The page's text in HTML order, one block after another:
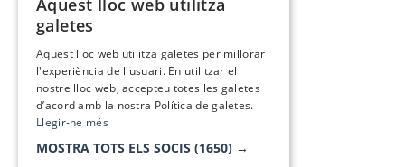
Aquest lloc web utilitza
galetes
Aquest lloc web utilitza galetes per millorar
l'experiència de l'usuari. En utilitzar el
nostre lloc web, accepteu totes les galetes
d’acord amb la nostra Política de galetes.
Llegir-ne més
MOSTRA TOTS ELS SOCIS (1650) →